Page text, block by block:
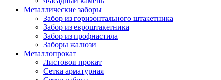
Металлические заборы
Забор из горизонтального штакетника
Забор из евроштакетника
Забор из профнастила
Заборы жалюзи
Металлопрокат
Листовой прокат
Сетка арматурная